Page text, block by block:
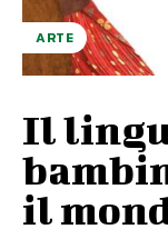
ARTE
Il
il